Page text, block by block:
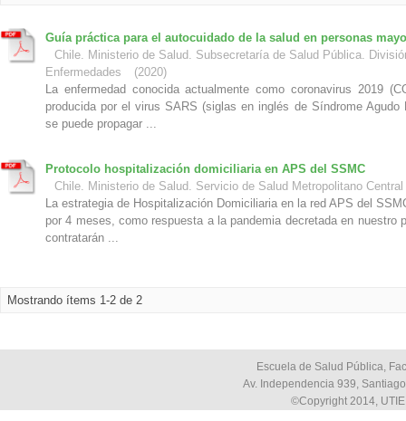
Guía práctica para el autocuidado de la salud en personas
Chile. Ministerio de Salud. Subsecretaría de Salud Pública.
Enfermedades
(2020)
La enfermedad conocida actualmente como coronavirus 2019
producida por el virus SARS (siglas en inglés de Síndrome Agudo
se puede propagar ...
Protocolo hospitalización domiciliaria en APS del SSMC
Chile. Ministerio de Salud. Servicio de Salud Metropolitano Central
La estrategia de Hospitalización Domiciliaria en la red APS del
por 4 meses, como respuesta a la pandemia decretada en nuestro
contratarán ...
Mostrando ítems 1-2 de 2
Escuela de Salud Pública,
Av. Independencia 939,
©Copyright 2014,